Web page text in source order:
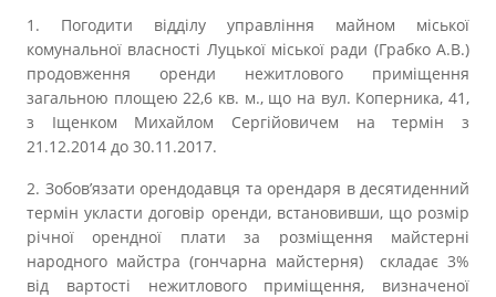
1. Погодити відділу управління майном міської
комунальної власності Луцької міської ради (Грабко А.В.)
продовження оренди нежитлового приміщення
загальною площею 22,6 кв. м., що на вул. Коперника, 41,
з Іщенком Михайлом Сергійовичем на термін з
21.12.2014 до 30.11.2017.
2. Зобов’язати орендодавця та орендаря в десятиденний
термін укласти договір оренди, встановивши, що розмір
річної орендної плати за розміщення майстерні
народного майстра (гончарна майстерня) складає 3%
від вартості нежитлового приміщення, визначеної